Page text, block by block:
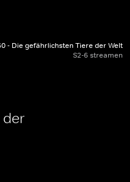
- Die gefährlichsten Tiere der Welt
S2-6 streamen